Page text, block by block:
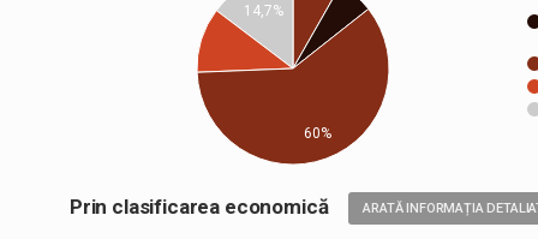
14,7%
60%
Prin clasificarea economică ARATĂ INFORMAȚIA